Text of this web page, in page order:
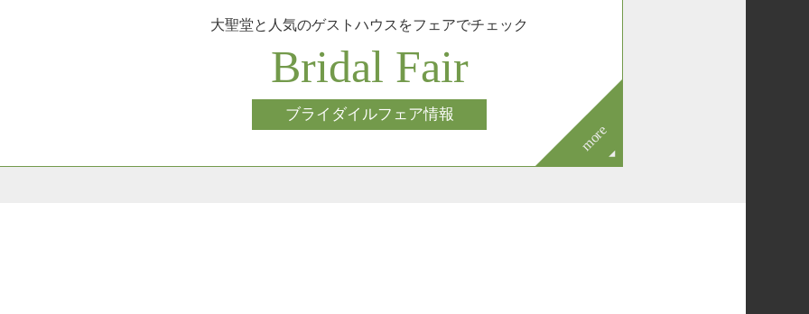
大聖堂と人気のゲストハウスをフェアでチェック
Bridal Fair
ブライダイルフェア情報
more